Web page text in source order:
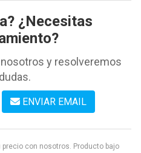
precio con nosotros. Producto bajo
¿Necesitas
y resolveremos
ENVIAR EMAIL